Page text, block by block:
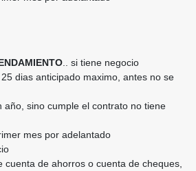
.. si tiene negocio
dias anticipado maximo, antes no se
año, sino cumple el contrato no tiene
mes por adelantado
cuenta de ahorros o cuenta de cheques,